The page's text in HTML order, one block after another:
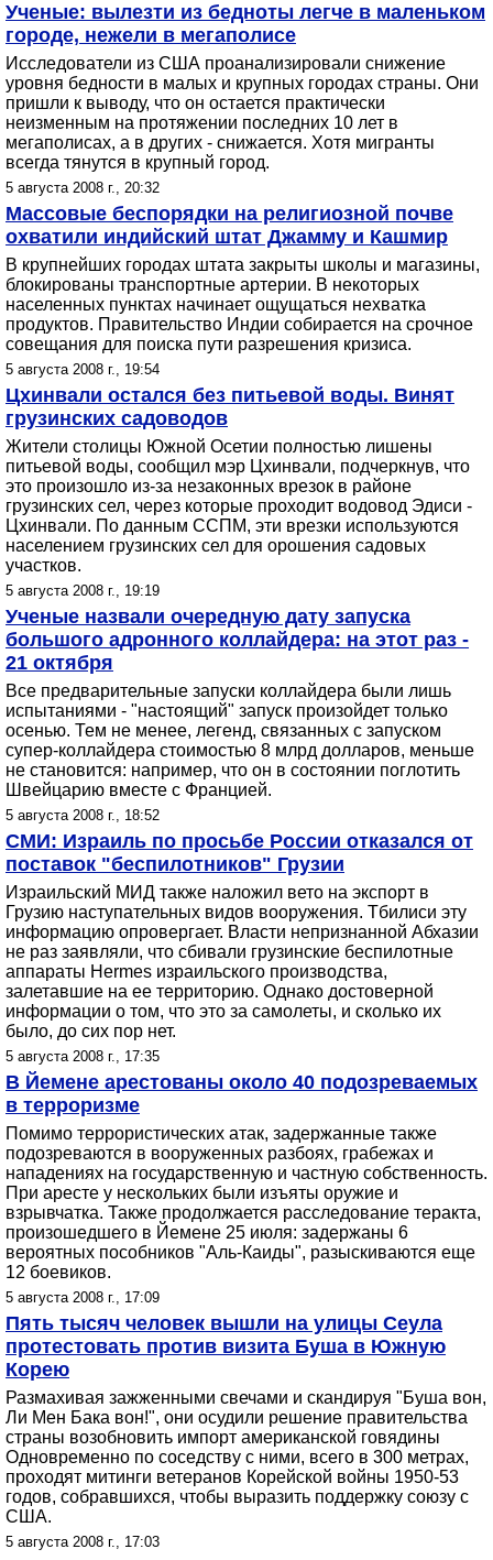
Ученые: вылезти из бедноты легче в маленьком
городе, нежели в мегаполисе
Исследователи из США проанализировали снижение
уровня бедности в малых и крупных городах страны. Они
пришли к выводу, что он остается практически
неизменным на протяжении последних 10 лет в
мегаполисах, а в других - снижается. Хотя мигранты
всегда тянутся в крупный город.
5 августа 2008 г., 20:32
Массовые беспорядки на религиозной почве
охватили индийский штат Джамму и Кашмир
В крупнейших городах штата закрыты школы и магазины,
блокированы транспортные артерии. В некоторых
населенных пунктах начинает ощущаться нехватка
продуктов. Правительство Индии собирается на срочное
совещания для поиска пути разрешения кризиса.
5 августа 2008 г., 19:54
Цхинвали остался без питьевой воды. Винят
грузинских садоводов
Жители столицы Южной Осетии полностью лишены
питьевой воды, сообщил мэр Цхинвали, подчеркнув, что
это произошло из-за незаконных врезок в районе
грузинских сел, через которые проходит водовод Эдиси -
Цхинвали. По данным ССПМ, эти врезки используются
населением грузинских сел для орошения садовых
участков.
5 августа 2008 г., 19:19
Ученые назвали очередную дату запуска
большого адронного коллайдера: на этот раз -
21 октября
Все предварительные запуски коллайдера были лишь
испытаниями - "настоящий" запуск произойдет только
осенью. Тем не менее, легенд, связанных с запуском
супер-коллайдера стоимостью 8 млрд долларов, меньше
не становится: например, что он в состоянии поглотить
Швейцарию вместе с Францией.
5 августа 2008 г., 18:52
СМИ: Израиль по просьбе России отказался от
поставок "беспилотников" Грузии
Израильский МИД также наложил вето на экспорт в
Грузию наступательных видов вооружения. Тбилиси эту
информацию опровергает. Власти непризнанной Абхазии
не раз заявляли, что сбивали грузинские беспилотные
аппараты Hermes израильского производства,
залетавшие на ее территорию. Однако достоверной
информации о том, что это за самолеты, и сколько их
было, до сих пор нет.
5 августа 2008 г., 17:35
В Йемене арестованы около 40 подозреваемых
в терроризме
Помимо террористических атак, задержанные также
подозреваются в вооруженных разбоях, грабежах и
нападениях на государственную и частную собственность.
При аресте у нескольких были изъяты оружие и
взрывчатка. Также продолжается расследование теракта,
произошедшего в Йемене 25 июля: задержаны 6
вероятных пособников "Аль-Каиды", разыскиваются еще
12 боевиков.
5 августа 2008 г., 17:09
Пять тысяч человек вышли на улицы Сеула
протестовать против визита Буша в Южную
Корею
Размахивая зажженными свечами и скандируя "Буша вон,
Ли Мен Бака вон!", они осудили решение правительства
страны возобновить импорт американской говядины
Одновременно по соседству с ними, всего в 300 метрах,
проходят митинги ветеранов Корейской войны 1950-53
годов, собравшихся, чтобы выразить поддержку союзу с
США.
5 августа 2008 г., 17:03